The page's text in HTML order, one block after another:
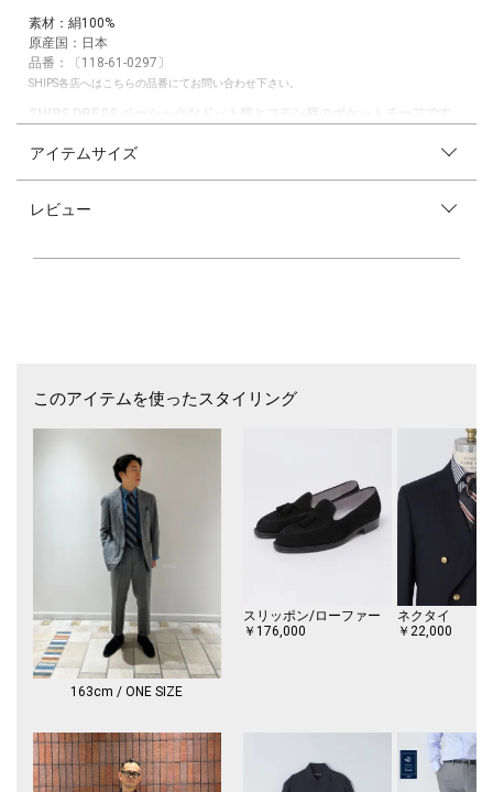
素材：絹100%
原産国：日本
品番：〔118-61-0297〕
SHIPS各店へはこちらの品番にてお問い合わせ下さい。
【素材特性・デザイン】
フォーマルやパーティ、華やかなスーツ・ジャケットスタイルの胸に挿す
のシックなカラーで使い分けていただくのもおすすめです。
ワインやオリーブなどの色物にはドットよりも表情のあるコモン柄を採
用。
フォーマルスタイルだけでなく普段のスーツやジャケットのスタイリング
にアクセントを与えるアイテムとしてもおすすめです。
シャツ・ネクタイ・ソックスの色を自然に拾うことで全体のバランスが整
いやすくなります。
【注意事項】
※商品が届きましたらすぐに配送箱からお出しください。長時間そのまま
にしますとしわの原因となります。
※末永く愛用頂く為に、アテンションタグ・洗濯ネームを必ずご確認の
上、着用又はお取り扱いください。
※撮影環境による光の当たり具合やパソコン・スマートフォンなどの閲覧
※画像の商品はサンプルです。
実際の商品と仕様、加工、サイズが若干異なる場合がございます。
アイテムサイズ
レビュー
このアイテムを使ったスタイリング
163cm / ONE SIZE
スリッポン/ローファー
￥176,000
ネクタイ
￥22,000